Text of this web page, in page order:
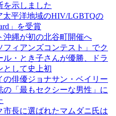
を示しました
太平洋地域のHIV/LGBTQの
」を受賞
沖縄が初の北谷町開催へ
フィアンズコンテスト」でク
ル・とき子さんが優勝、ドラ
として史上初
の俳優ジョナサン・ベイリー
の「最もセクシーな男性」に
市長に選ばれたマムダニ氏は